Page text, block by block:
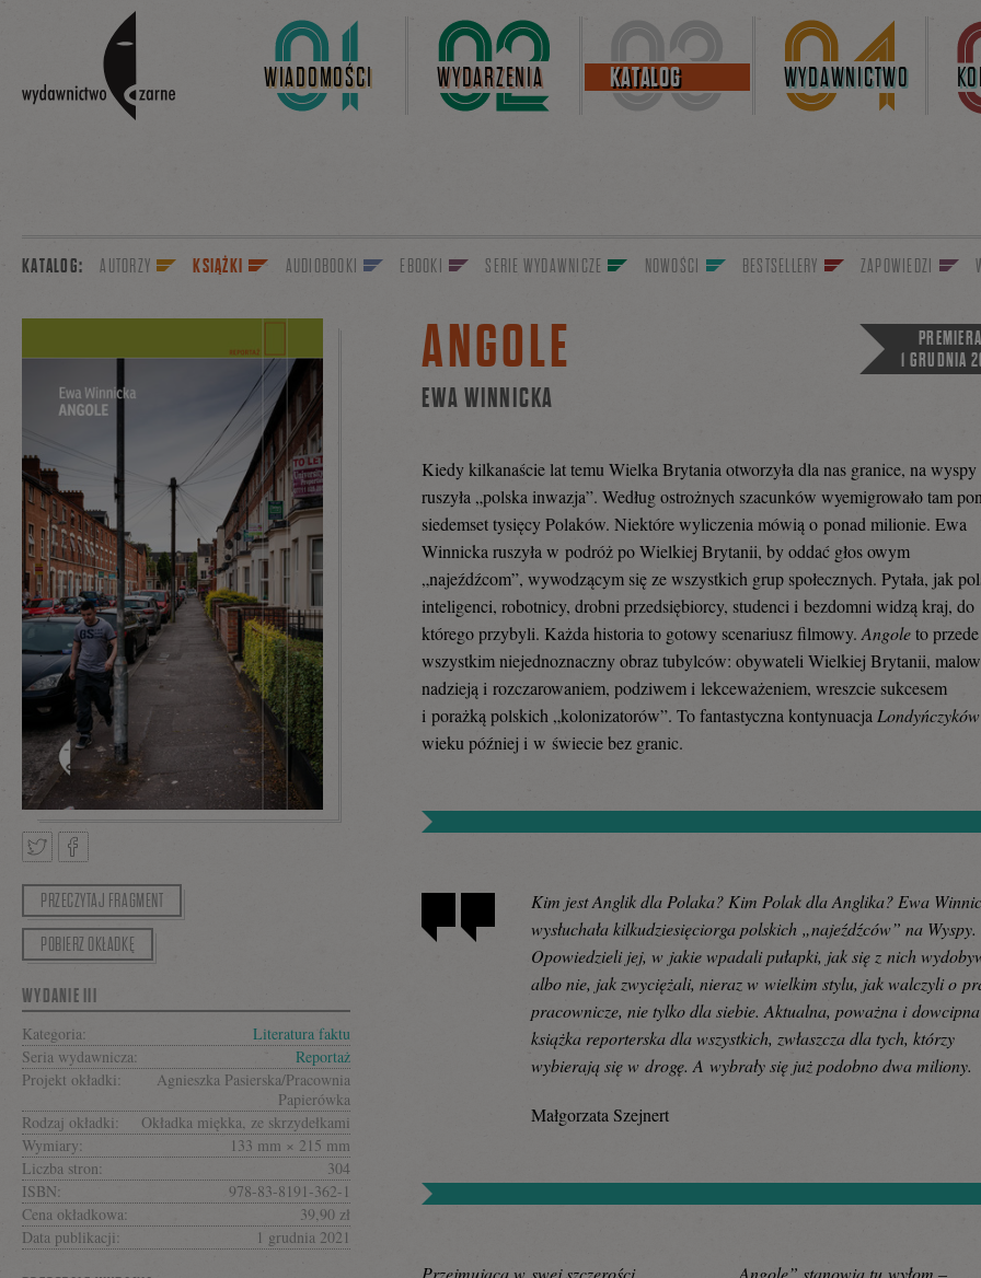
WIADOMOŚCI WYDARZENIA KATALOG WYDAWNICTWO
KATALOG: AUTORZY KSIĄŻKI AUDIOBOOKI EBOOKI SERIE WYDAWNICZE NOWOŚCI BESTSELLERY ZAPOWIEDZI
ANGOLE
EWA WINNICKA
1 GRUDNIA
TweetnijPodziel
się
na
Facebooku
Kiedy kilkanaście lat temu Wielka Brytania otworzyła dla nas granice, na wyspy
ruszyła „polska inwazja”. Według ostrożnych szacunków wyemigrowało tam
siedemset tysięcy Polaków. Niektóre wyliczenia mówią o ponad milionie. Ewa
Winnicka ruszyła w podróż po Wielkiej Brytanii, by oddać głos owym
„najeźdźcom”, wywodzącym się ze wszystkich grup społecznych. Pytała, jak
inteligenci, robotnicy, drobni przedsiębiorcy, studenci i bezdomni widzą kraj, do
którego przybyli. Każda historia to gotowy scenariusz filmowy.Angoleto przede
wszystkim niejednoznaczny obraz tubylców: obywateli Wielkiej Brytanii,
nadzieją i rozczarowaniem, podziwem i lekceważeniem, wreszcie sukcesem
i porażką polskich „kolonizatorów”. To fantastyczna kontynuacja Londyńczyków
wieku później i w świecie bez granic.
Kim jest Anglik dla Polaka? Kim Polak dla Anglika? Ewa
wysłuchała kilkudziesięciorga polskich „najeźdźców” na Wyspy.
Opowiedzieli jej, w jakie wpadali pułapki, jak się z nich
albo nie, jak zwyciężali, nieraz w wielkim stylu, jak walczyli o
pracownicze, nie tylko dla siebie. Aktualna, poważna i dowcipna
książka reporterska dla wszystkich, zwłaszcza dla tych, którzy
wybierają się w drogę. A wybrały się już podobno dwa miliony.
Małgorzata Szejnert
Przejmująca w swej szczerości
„Angole” stanowią tu wyłom –
PRZECZYTAJ FRAGMENT
POBIERZ OKŁADKĘ
WYDANIE III
Kategoria:
Literatura faktu
Seria wydawnicza:
Reportaż
Projekt okładki:
Agnieszka Pasierska/Pracownia
Papierówka
Rodzaj okładki:
Okładka miękka, ze skrzydełkami
Wymiary:
133 mm × 215 mm
Liczba stron:
304
ISBN:
978-83-8191-362-1
Cena okładkowa:
39,90 zł
Data publikacji:
1 grudnia 2021